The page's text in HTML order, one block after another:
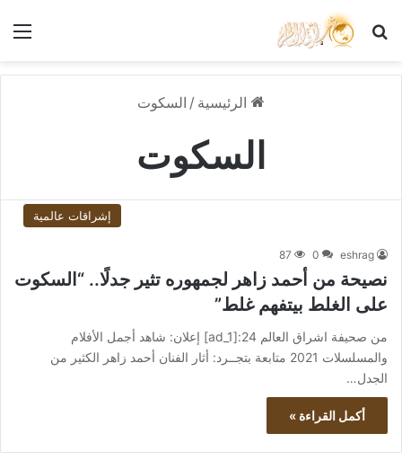
بحث عن
الرئيسية / السكوت
السكوت
إشراقات عالمية
eshrag
0
87
نصيحة من أحمد زاهر لجمهوره تثير جدلًا.. “السكوت
على الغلط بيتفهم غلط”
من صحيفة اشراق العالم 24:[ad_1] إعلان: شاهد أجمل الأفلام
والمسلسلات 2021 متابعة بتجــرد: أثار الفنان أحمد زاهر الكثير من
الجدل…
أكمل القراءة »